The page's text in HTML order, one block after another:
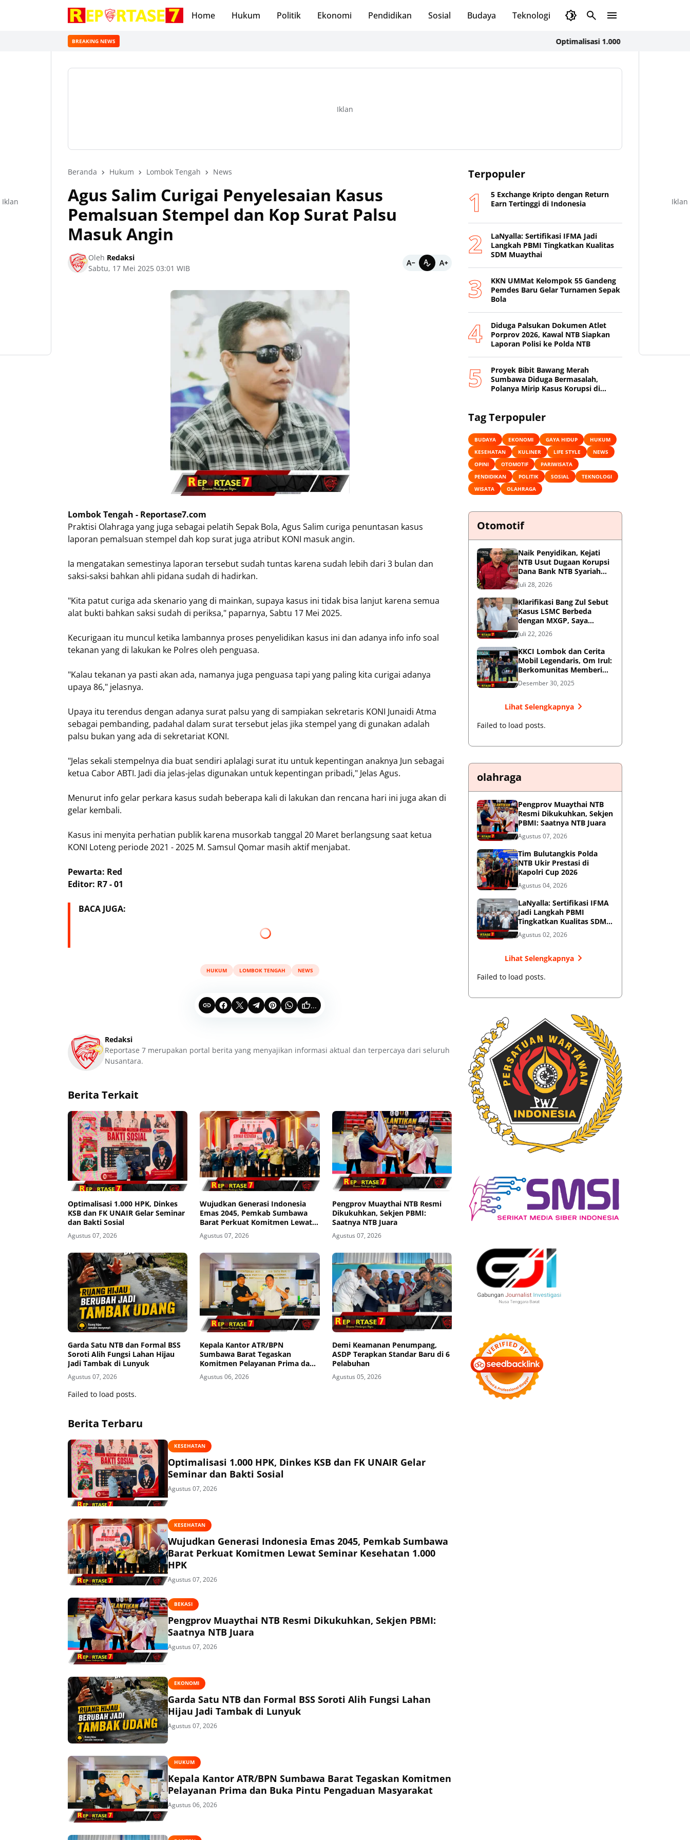
Home Hukum Politik Ekonomi Pendidikan Sosial Budaya Teknologi Olahraga
BREAKING NEWS Optimalisasi 1.000 HPK, Dinkes KSB dan FK
Iklan
Beranda Hukum Lombok Tengah News
Agus Salim Curigai Penyelesaian Kasus
Pemalsuan Stempel dan Kop Surat Palsu
Masuk Angin
Oleh Redaksi
Sabtu, 17 Mei 2025 03:01 WIB
Lombok Tengah - Reportase7.com
Praktisi Olahraga yang juga sebagai pelatih Sepak Bola, Agus Salim curiga penuntasan kasus
laporan pemalsuan stempel dah kop surat juga atribut KONI masuk angin.
Ia mengatakan semestinya laporan tersebut sudah tuntas karena sudah lebih dari 3 bulan dan
saksi-saksi bahkan ahli pidana sudah di hadirkan.
"Kita patut curiga ada skenario yang di mainkan, supaya kasus ini tidak bisa lanjut karena semua
alat bukti bahkan saksi sudah di periksa," paparnya, Sabtu 17 Mei 2025.
Kecurigaan itu muncul ketika lambannya proses penyelidikan kasus ini dan adanya info info soal
tekanan yang di lakukan ke Polres oleh penguasa.
"Kalau tekanan ya pasti akan ada, namanya juga penguasa tapi yang paling kita curigai adanya
upaya 86," jelasnya.
Upaya itu terendus dengan adanya surat palsu yang di sampiakan sekretaris KONI Junaidi Atma
sebagai pembanding, padahal dalam surat tersebut jelas jika stempel yang di gunakan adalah
palsu bukan yang ada di sekretariat KONI.
"Jelas sekali stempelnya dia buat sendiri aplalagi surat itu untuk kepentingan anaknya Jun sebagai
ketua Cabor ABTI. Jadi dia jelas-jelas digunakan untuk kepentingan pribadi," Jelas Agus.
Menurut info gelar perkara kasus sudah beberapa kali di lakukan dan rencana hari ini juga akan di
gelar kembali.
Kasus ini menyita perhatian publik karena musorkab tanggal 20 Maret berlangsung saat ketua
KONI Loteng periode 2021 - 2025 M. Samsul Qomar masih aktif menjabat.
Pewarta: Red
Editor: R7 - 01
BACA JUGA:
HUKUM LOMBOK TENGAH NEWS
...
Redaksi
Reportase 7 merupakan portal berita yang menyajikan informasi aktual dan terpercaya dari seluruh
Nusantara.
Berita Terkait
Optimalisasi 1.000 HPK, Dinkes
KSB dan FK UNAIR Gelar Seminar
dan Bakti Sosial
Agustus 07, 2026
Wujudkan Generasi Indonesia
Emas 2045, Pemkab Sumbawa
Barat Perkuat Komitmen Lewat
Seminar Kesehatan 1.000 HPK
Agustus 07, 2026
Pengprov Muaythai NTB Resmi
Dikukuhkan, Sekjen PBMI:
Saatnya NTB Juara
Agustus 07, 2026
Garda Satu NTB dan Formal BSS
Soroti Alih Fungsi Lahan Hijau
Jadi Tambak di Lunyuk
Agustus 07, 2026
Kepala Kantor ATR/BPN
Sumbawa Barat Tegaskan
Komitmen Pelayanan Prima dan
Buka Pintu Pengaduan
Masyarakat
Agustus 06, 2026
Demi Keamanan Penumpang,
ASDP Terapkan Standar Baru di 6
Pelabuhan
Agustus 05, 2026
Failed to load posts.
Berita Terbaru
KESEHATAN
Optimalisasi 1.000 HPK, Dinkes KSB dan FK UNAIR Gelar
Seminar dan Bakti Sosial
Agustus 07, 2026
KESEHATAN
Wujudkan Generasi Indonesia Emas 2045, Pemkab Sumbawa
Barat Perkuat Komitmen Lewat Seminar Kesehatan 1.000
HPK
Agustus 07, 2026
BEKASI
Pengprov Muaythai NTB Resmi Dikukuhkan, Sekjen PBMI:
Saatnya NTB Juara
Agustus 07, 2026
EKONOMI
Garda Satu NTB dan Formal BSS Soroti Alih Fungsi Lahan
Hijau Jadi Tambak di Lunyuk
Agustus 07, 2026
HUKUM
Kepala Kantor ATR/BPN Sumbawa Barat Tegaskan Komitmen
Pelayanan Prima dan Buka Pintu Pengaduan Masyarakat
Agustus 06, 2026
Terpopuler
5 Exchange Kripto dengan Return
Earn Tertinggi di Indonesia
LaNyalla: Sertifikasi IFMA Jadi
Langkah PBMI Tingkatkan Kualitas
SDM Muaythai
KKN UMMat Kelompok 55 Gandeng
Pemdes Baru Gelar Turnamen Sepak
Bola
Diduga Palsukan Dokumen Atlet
Porprov 2026, Kawal NTB Siapkan
Laporan Polisi ke Polda NTB
Proyek Bibit Bawang Merah
Sumbawa Diduga Bermasalah,
Polanya Mirip Kasus Korupsi di
Tag Terpopuler
BUDAYA EKONOMI GAYA HIDUP
HUKUM
KESEHATAN
KULINER LIFE STYLE
NEWS
OPINI
OTOMOTIF
PARIWISATA
PENDIDIKAN
POLITIK SOSIAL
TEKNOLOGI
WISATA
OLAHRAGA
Otomotif
Naik Penyidikan, Kejati
NTB Usut Dugaan Korupsi
Dana Bank NTB Syariah
untuk MXGP 2023
Juli 28, 2026
Klarifikasi Bang Zul Sebut
Kasus LSMC Berbeda
dengan MXGP, Saya
Dipanggil Sebagai Saksi
Juli 22, 2026
KKCI Lombok dan Cerita
Mobil Legendaris, Om Irul:
Berkomunitas Memberi
Manfaat dan Membangun
Imej Positif
Desember 30, 2025
Lihat Selengkapnya
Failed to load posts.
olahraga
Pengprov Muaythai NTB
Resmi Dikukuhkan, Sekjen
PBMI: Saatnya NTB Juara
Agustus 07, 2026
Tim Bulutangkis Polda
NTB Ukir Prestasi di
Kapolri Cup 2026
Agustus 04, 2026
LaNyalla: Sertifikasi IFMA
Jadi Langkah PBMI
Tingkatkan Kualitas SDM
Muaythai
Agustus 02, 2026
Lihat Selengkapnya
Failed to load posts.
Iklan Iklan